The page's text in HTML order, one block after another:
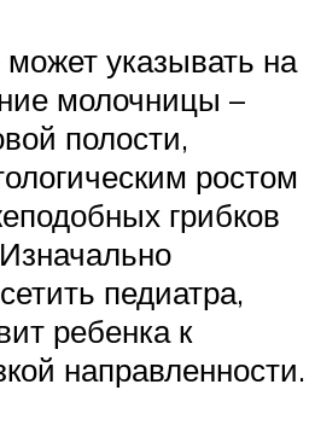
указывать на
молочницы –
полости,
ростом
грибков
педиатра,
ребенка к
направленности.